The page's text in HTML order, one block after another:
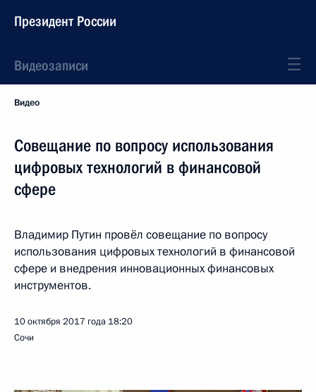
Президент России
Видеозаписи
Видео
Совещание по вопросу использования
цифровых технологий в финансовой
сфере
Владимир Путин провёл совещание по вопросу
использования цифровых технологий в финансовой
сфере и внедрения инновационных финансовых
инструментов.
10 октября 2017 года 18:20
Сочи